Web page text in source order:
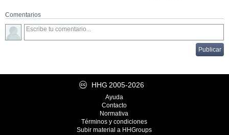
Comentarios
HHG 2005-2026
Ayuda
Contacto
Normativa
Términos y condiciones
Subir material a HHGroups